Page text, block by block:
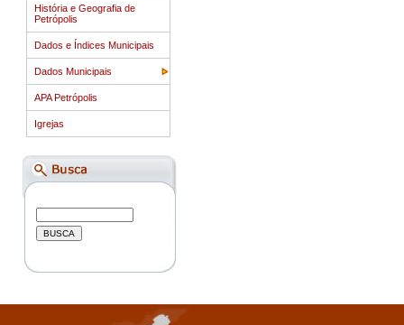
História e Geografia de
Petrópolis
Dados e Índices Municipais
Dados Municipais
APA Petrópolis
Igrejas